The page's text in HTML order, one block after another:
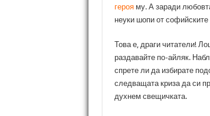
героя му. А заради
неуки шопи от
Това е, драги читатели!
раздавайте по-айляк.
спрете ли да избирате
следващата криза да си
духнем свещичката.